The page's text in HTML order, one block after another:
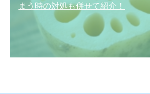
まう時の対処も併せて紹介！